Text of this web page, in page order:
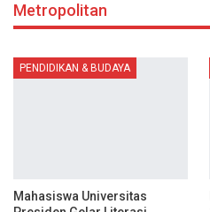
Metropolitan
PENDIDIKAN & BUDAYA
Mahasiswa Universitas